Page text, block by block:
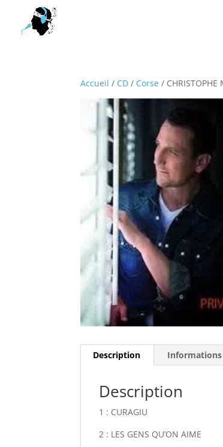
Accueil / CD / Corse / CHRISTOPHE
Description
Description
1 : CURAGIU
2 : LES GENS QU’ON AIME